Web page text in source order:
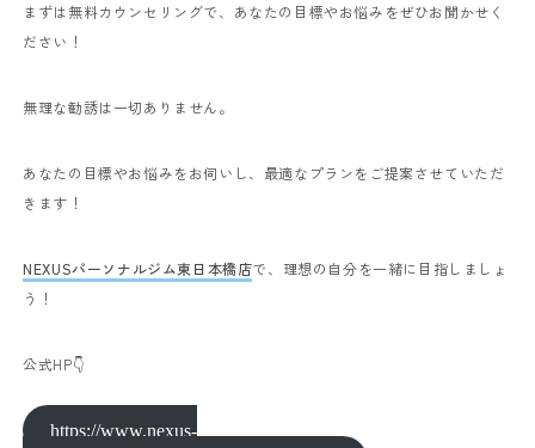
まずは無料カウンセリングで、あなたの目標やお悩みをぜひお聞かせく
ださい！
無理な勧誘は一切ありません。
あなたの目標やお悩みをお伺いし、最適なプランをご提案させていただ
きます！
NEXUSパーソナルジム東日本橋店で、理想の自分を一緒に目指しましょ
う！
公式HP👇
https://www.nexus-